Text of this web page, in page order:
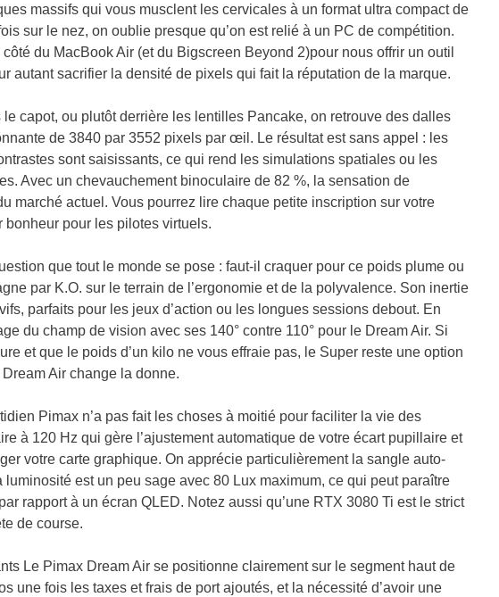
massifs qui vous musclent les cervicales à un format ultra compact de
sur le nez, on oublie presque qu’on est relié à un PC de compétition.
du MacBook Air (et du Bigscreen Beyond 2)pour nous offrir un outil
autant sacrifier la densité de pixels qui fait la réputation de la marque.
capot, ou plutôt derrière les lentilles Pancake, on retrouve des dalles
de 3840 par 3552 pixels par œil. Le résultat est sans appel : les
sont saisissants, ce qui rend les simulations spatiales ou les
Avec un chevauchement binoculaire de 82 %, la sensation de
marché actuel. Vous pourrez lire chaque petite inscription sur votre
pour les pilotes virtuels.
que tout le monde se pose : faut-il craquer pour ce poids plume ou
par K.O. sur le terrain de l’ergonomie et de la polyvalence. Son inertie
parfaits pour les jeux d’action ou les longues sessions debout. En
du champ de vision avec ses 140° contre 110° pour le Dream Air. Si
et que le poids d’un kilo ne vous effraie pas, le Super reste une option
Air change la donne.
Pimax n’a pas fait les choses à moitié pour faciliter la vie des
à 120 Hz qui gère l’ajustement automatique de votre écart pupillaire et
votre carte graphique. On apprécie particulièrement la sangle auto-
est un peu sage avec 80 Lux maximum, ce qui peut paraître
rapport à un écran QLED. Notez aussi qu’une RTX 3080 Ti est le strict
de course.
Le Pimax Dream Air se positionne clairement sur le segment haut de
une fois les taxes et frais de port ajoutés, et la nécessité d’avoir une